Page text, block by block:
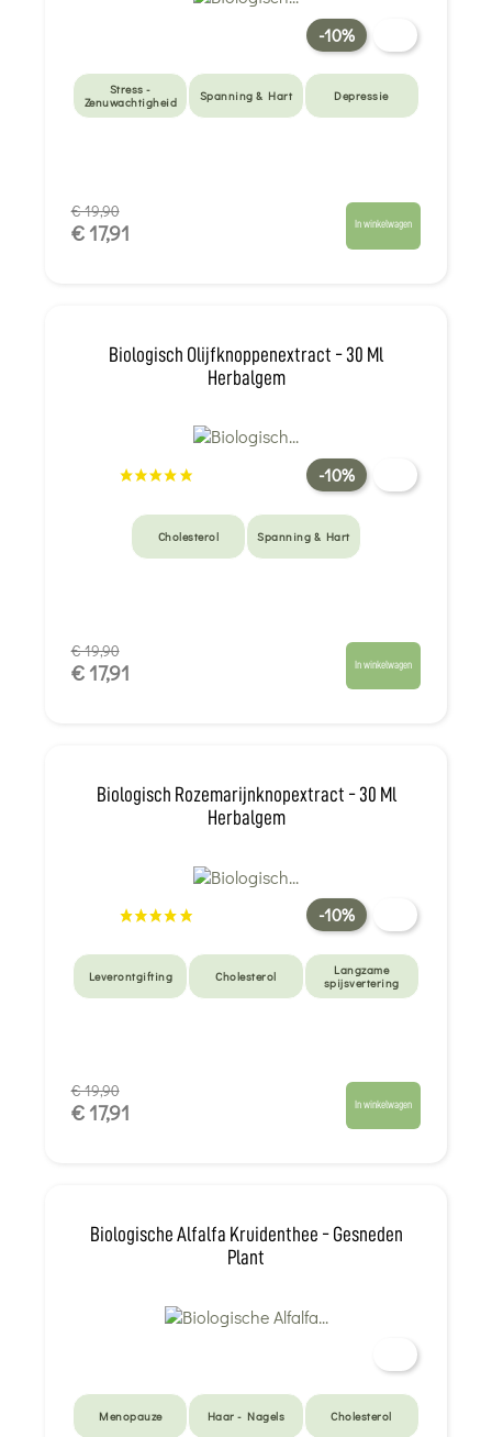
-10%
Stress -
Zenuwachtigheid
Spanning & Hart Depressie
€ 19,90
€ 17,91 In winkelwagen
Biologisch Olijfknoppenextract - 30 Ml
Herbalgem
-10%
Cholesterol Spanning & Hart
€ 19,90
€ 17,91 In winkelwagen
Biologisch Rozemarijnknopextract - 30 Ml
Herbalgem
-10%
Leverontgifting Cholesterol
Langzame
spijsvertering
€ 19,90
€ 17,91 In winkelwagen
Biologische Alfalfa Kruidenthee - Gesneden
Plant
Menopauze Haar - Nagels Cholesterol